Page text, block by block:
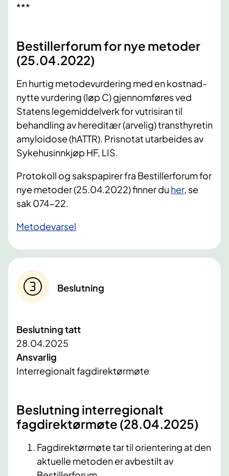
***
Bestillerforum for nye metoder
(25.04.2022)
En hurtig metodevurdering med en kostnad-
nytte vurdering (løp C) gjennomføres ved
Statens legemiddelverk for vutrisiran til
behandling av hereditær (arvelig) transthyretin
amyloidose (hATTR). Prisnotat utarbeides av
Sykehusinnkjøp HF, LIS.
Protokoll og sakspapirer fra Bestillerforum for
nye metoder (25.04.2022) finner du her, se
sak 074-22.
Metodevarsel​
Beslutning
Beslutning tatt
28.04.2025
Ansvarlig
Interregionalt fagdirektørmøte
Beslutning interregionalt
fagdirektørmøte (28.04.2025)
Fagdirektørmøte tar til orientering at den
aktuelle metoden er avbestilt av